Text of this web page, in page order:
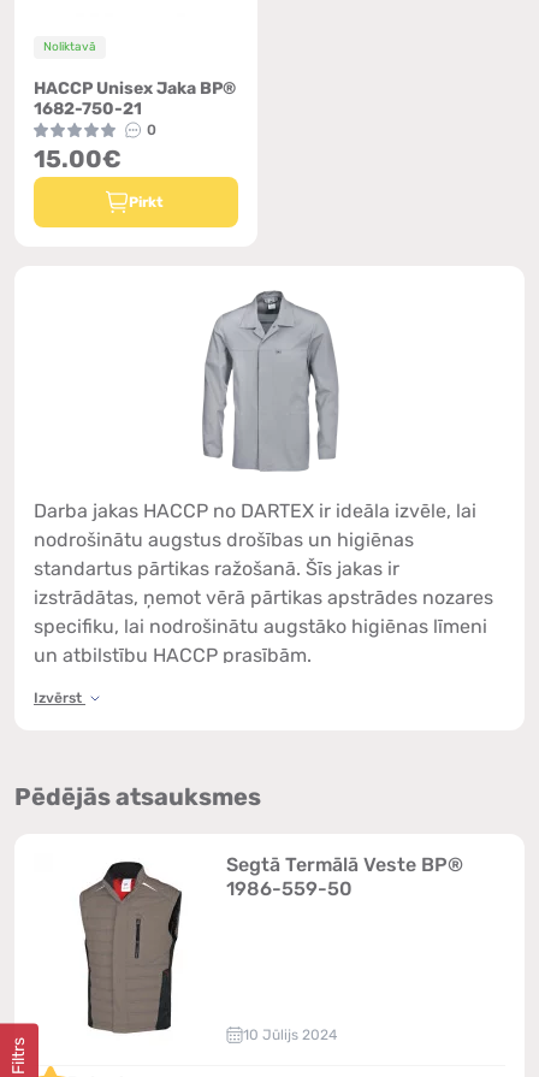
Filtrs
Noliktavā
HACCP Unisex Jaka BP®
1682-750-21
0
15.00€
Pirkt
Darba jakas HACCP no DARTEX ir ideāla izvēle, lai
nodrošinātu augstus drošības un higiēnas
standartus pārtikas ražošanā. Šīs jakas ir
izstrādātas, ņemot vērā pārtikas apstrādes nozares
specifiku, lai nodrošinātu augstāko higiēnas līmeni
un atbilstību HACCP prasībām.
HACCP darba jakas priekšrocības:
Drošība un komforts:izgatavotas no elpojošiem
Ilgmūžība un izturība:izturīgas pret
mehāniskiem bojājumiem un nodilumu.
Atbilstība HACCP standartiem:
atbilstību pārtikas ražošanas higiēnas prasībām.
Viegls kopšanas process:
temperatūrās, ievērojot visus higiēnas standartus.
Izvērst
Pēdējās atsauksmes
Segtā Termālā Veste BP®
1986-559-50
10 Jūlijs 2024